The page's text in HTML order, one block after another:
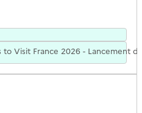
to Visit France 2026 - Lancement